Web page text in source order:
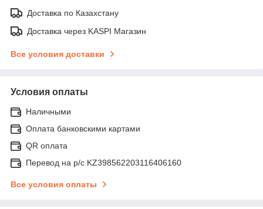
Доставка по Казахстану
Доставка через KASPI Магазин
Все условия доставки
Условия оплаты
Наличными
Оплата банковскими картами
QR оплата
Перевод на р/с KZ398562203116406160
Все условия оплаты